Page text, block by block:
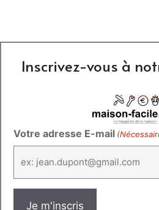
Inscrivez-vous à
Votre adresse E-mail